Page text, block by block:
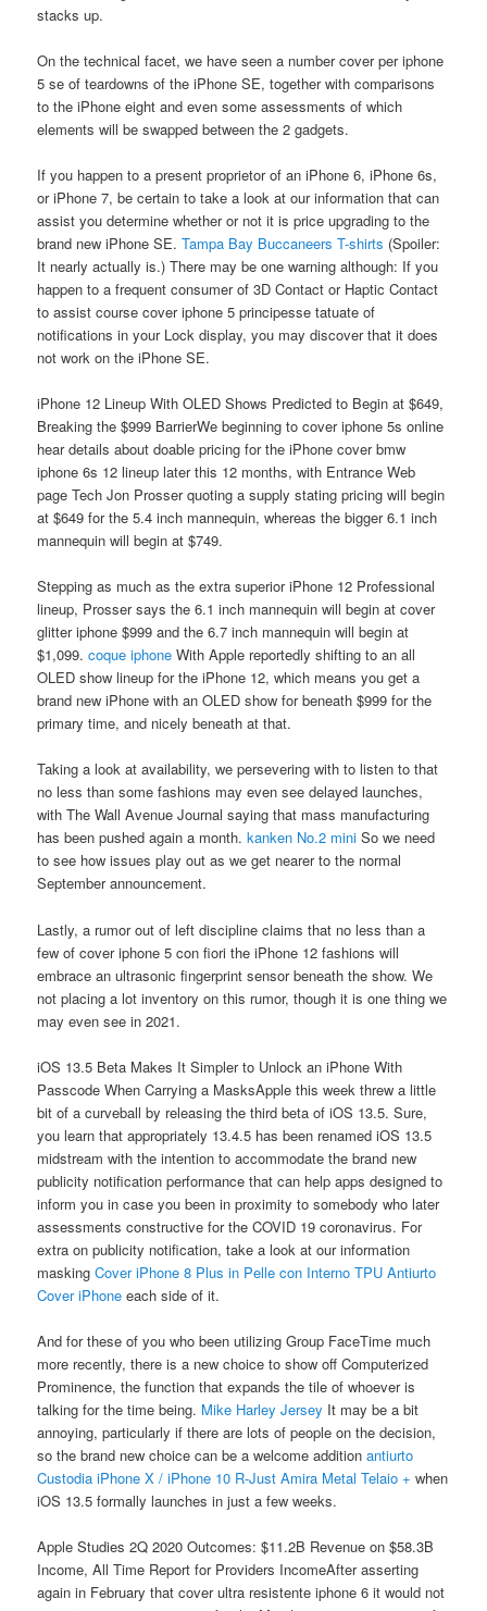
stacks up.
On the technical facet, we have seen a number cover per iphone
5 se of teardowns of the iPhone SE, together with comparisons
to the iPhone eight and even some assessments of which
elements will be swapped between the 2 gadgets.
If you happen to a present proprietor of an iPhone 6, iPhone 6s,
or iPhone 7, be certain to take a look at our information that can
assist you determine whether or not it is price upgrading to the
brand new iPhone SE.Tampa Bay Buccaneers T-shirts (Spoiler:
It nearly actually is.) There may be one warning although: If you
happen to a frequent consumer of 3D Contact or Haptic Contact
to assist course cover iphone 5 principesse tatuate of
notifications in your Lock display, you may discover that it does
not work on the iPhone SE.
iPhone 12 Lineup With OLED Shows Predicted to Begin at $649,
Breaking the $999 BarrierWe beginning to cover iphone 5s online
hear details about doable pricing for the iPhone cover bmw
iphone 6s 12 lineup later this 12 months, with Entrance Web
page Tech Jon Prosser quoting a supply stating pricing will begin
at $649 for the 5.4 inch mannequin, whereas the bigger 6.1 inch
mannequin will begin at $749.
Stepping as much as the extra superior iPhone 12 Professional
lineup, Prosser says the 6.1 inch mannequin will begin at cover
glitter iphone $999 and the 6.7 inch mannequin will begin at
$1,099.coque iphone With Apple reportedly shifting to an all
OLED show lineup for the iPhone 12, which means you get a
brand new iPhone with an OLED show for beneath $999 for the
primary time, and nicely beneath at that.
Taking a look at availability, we persevering with to listen to that
no less than some fashions may even see delayed launches,
with The Wall Avenue Journal saying that mass manufacturing
has been pushed again a month.kanken No.2 mini So we need
to see how issues play out as we get nearer to the normal
September announcement.
Lastly, a rumor out of left discipline claims that no less than a
few of cover iphone 5 con fiori the iPhone 12 fashions will
embrace an ultrasonic fingerprint sensor beneath the show. We
not placing a lot inventory on this rumor, though it is one thing we
may even see in 2021.
iOS 13.5 Beta Makes It Simpler to Unlock an iPhone With
Passcode When Carrying a MasksApple this week threw a little
bit of a curveball by releasing the third beta of iOS 13.5. Sure,
you learn that appropriately 13.4.5 has been renamed iOS 13.5
midstream with the intention to accommodate the brand new
publicity notification performance that can help apps designed to
inform you in case you been in proximity to somebody who later
assessments constructive for the COVID 19 coronavirus. For
extra on publicity notification, take a look at our information
maskingCover iPhone 8 Plus in Pelle con Interno TPU Antiurto
Cover iPhone each side of it.
And for these of you who been utilizing Group FaceTime much
more recently, there is a new choice to show off Computerized
Prominence, the function that expands the tile of whoever is
talking for the time being. Mike Harley Jersey It may be a bit
annoying, particularly if there are lots of people on the decision,
so the brand new choice can be a welcome additionantiurto
Custodia iPhone X / iPhone 10 R-Just Amira Metal Telaio + when
iOS 13.5 formally launches in just a few weeks.
Apple Studies 2Q 2020 Outcomes: $11.2B Revenue on $58.3B
Income, All Time Report for Providers IncomeAfter asserting
again in February that cover ultra resistente iphone 6 it would not